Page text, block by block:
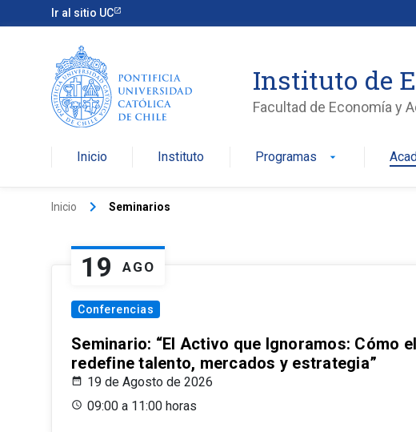
Ir al sitio UC
Instituto de
Facultad de Economía y
Inicio Instituto Programas arrow_drop_down
Inicio keyboard_arrow_right Seminarios
19 AGO
Conferencias
Seminario: “El Activo que Ignoramos: Cómo
redefine talento, mercados y estrategia”
19 de Agosto de 2026
09:00 a 11:00 horas